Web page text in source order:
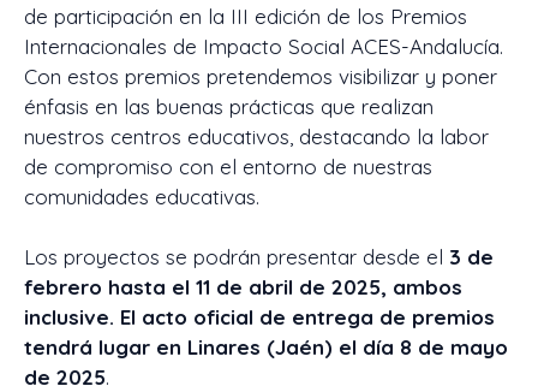
de participación en la III edición de los Premios
Internacionales de Impacto Social ACES-Andalucía.
Con estos premios pretendemos visibilizar y poner
énfasis en las buenas prácticas que realizan
nuestros centros educativos, destacando la labor
de compromiso con el entorno de nuestras
comunidades educativas.
Los proyectos se podrán presentar desde el 3 de
febrero hasta el 11 de abril de 2025, ambos
inclusive. El acto oficial de entrega de premios
tendrá lugar en Linares (Jaén) el día 8 de mayo
de 2025.